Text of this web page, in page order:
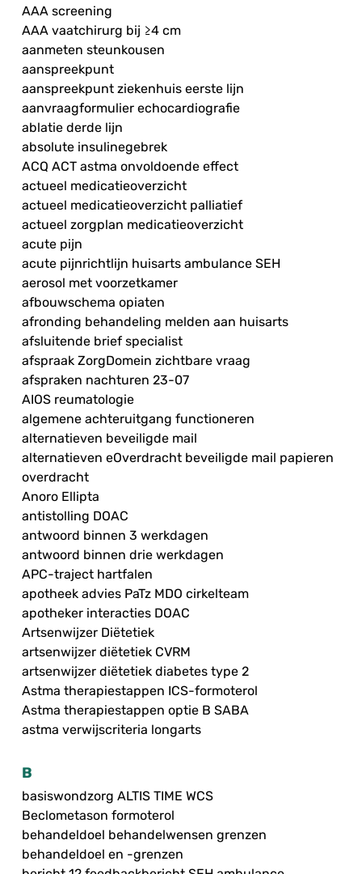
AAA screening
AAA vaatchirurg bij ≥4 cm
aanmeten steunkousen
aanspreekpunt
aanspreekpunt ziekenhuis eerste lijn
aanvraagformulier echocardiografie
ablatie derde lijn
absolute insulinegebrek
ACQ ACT astma onvoldoende effect
actueel medicatieoverzicht
actueel medicatieoverzicht palliatief
actueel zorgplan medicatieoverzicht
acute pijn
acute pijnrichtlijn huisarts ambulance SEH
aerosol met voorzetkamer
afbouwschema opiaten
afronding behandeling melden aan huisarts
afsluitende brief specialist
afspraak ZorgDomein zichtbare vraag
afspraken nachturen 23-07
AIOS reumatologie
algemene achteruitgang functioneren
alternatieven beveiligde mail
alternatieven eOverdracht beveiligde mail papieren
overdracht
Anoro Ellipta
antistolling DOAC
antwoord binnen 3 werkdagen
antwoord binnen drie werkdagen
APC-traject hartfalen
apotheek advies PaTz MDO cirkelteam
apotheker interacties DOAC
Artsenwijzer Diëtetiek
artsenwijzer diëtetiek CVRM
artsenwijzer diëtetiek diabetes type 2
Astma therapiestappen ICS-formoterol
Astma therapiestappen optie B SABA
astma verwijscriteria longarts
B
basiswondzorg ALTIS TIME WCS
Beclometason formoterol
behandeldoel behandelwensen grenzen
behandeldoel en -grenzen